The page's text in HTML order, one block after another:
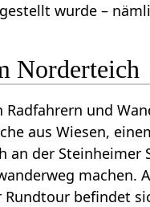
wurde –
Norderteich
und
aus Wiesen,
der
machen.
Rundtour befindet